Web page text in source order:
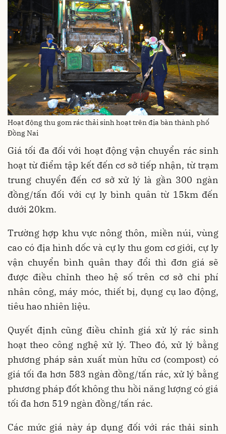
Hoạt động thu gom rác thải sinh hoạt trên địa bàn thành phố
Đồng Nai
Giá tối đa đối với hoạt động vận chuyển rác sinh
hoạt từ điểm tập kết đến cơ sở tiếp nhận, từ trạm
trung chuyển đến cơ sở xử lý là gần 300 ngàn
đồng/tấn đối với cự ly bình quân từ 15km đến
dưới 20km.
Trường hợp khu vực nông thôn, miền núi, vùng
cao có địa hình dốc và cự ly thu gom cơ giới, cự ly
vận chuyển bình quân thay đổi thì đơn giá sẽ
được điều chỉnh theo hệ số trên cơ sở chi phí
nhân công, máy móc, thiết bị, dụng cụ lao động,
tiêu hao nhiên liệu.
Quyết định cũng điều chỉnh giá xử lý rác sinh
hoạt theo công nghệ xử lý. Theo đó, xử lý bằng
phương pháp sản xuất mùn hữu cơ (compost) có
giá tối đa hơn 583 ngàn đồng/tấn rác, xử lý bằng
phương pháp đốt không thu hồi năng lượng có giá
tối đa hơn 519 ngàn đồng/tấn rác.
Các mức giá này áp dụng đối với rác thải sinh